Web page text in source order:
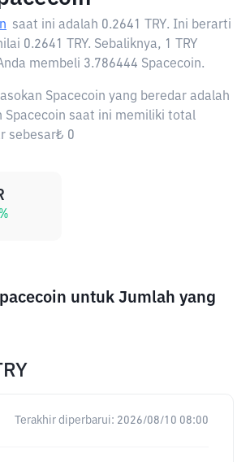
saat ini adalah 0.2641 TRY. Ini berarti
0.2641 TRY. Sebaliknya, 1 TRY
membeli 3.786444 Spacecoin.
Spacecoin yang beredar adalah
Spacecoin saat ini memiliki total
sebesar₺ 0
%
untuk Jumlah yang
Terakhir diperbarui: 2026/08/10 08:00